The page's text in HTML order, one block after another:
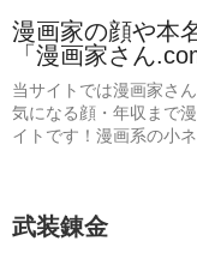
漫画家の顔や本
「漫画家さん
当サイトでは漫画家さ
気になる顔・年収まで
イトです！漫画系の小
武装錬金